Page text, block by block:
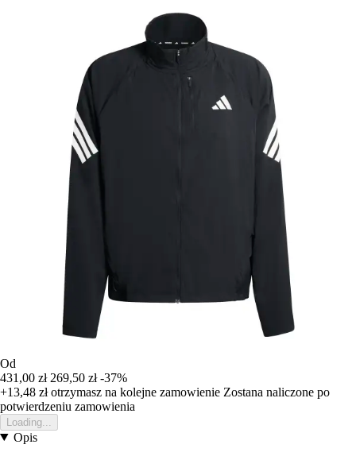
Od
431,00 zł 269,50 zł -37%
+13,48 złotrzymasz na kolejne zamowienie Zostana naliczone po
potwierdzeniu zamowienia
Loading...
Opis